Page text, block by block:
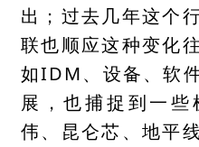
出；过去几年这个
联也顺应这种变化
如IDM、设备、软
展，也捕捉到一
伟、昆仑芯、地平